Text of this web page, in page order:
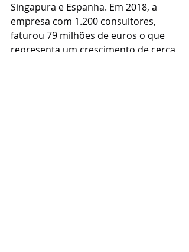
Singapura e Espanha. Em 2018, a
empresa com 1.200 consultores,
faturou 79 milhões de euros o que
representa um crescimento de cerca